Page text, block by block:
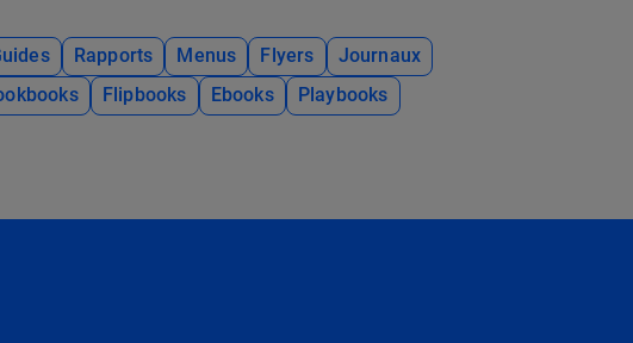
Rapports Menus Flyers
Journaux
Flipbooks Ebooks
Playbooks